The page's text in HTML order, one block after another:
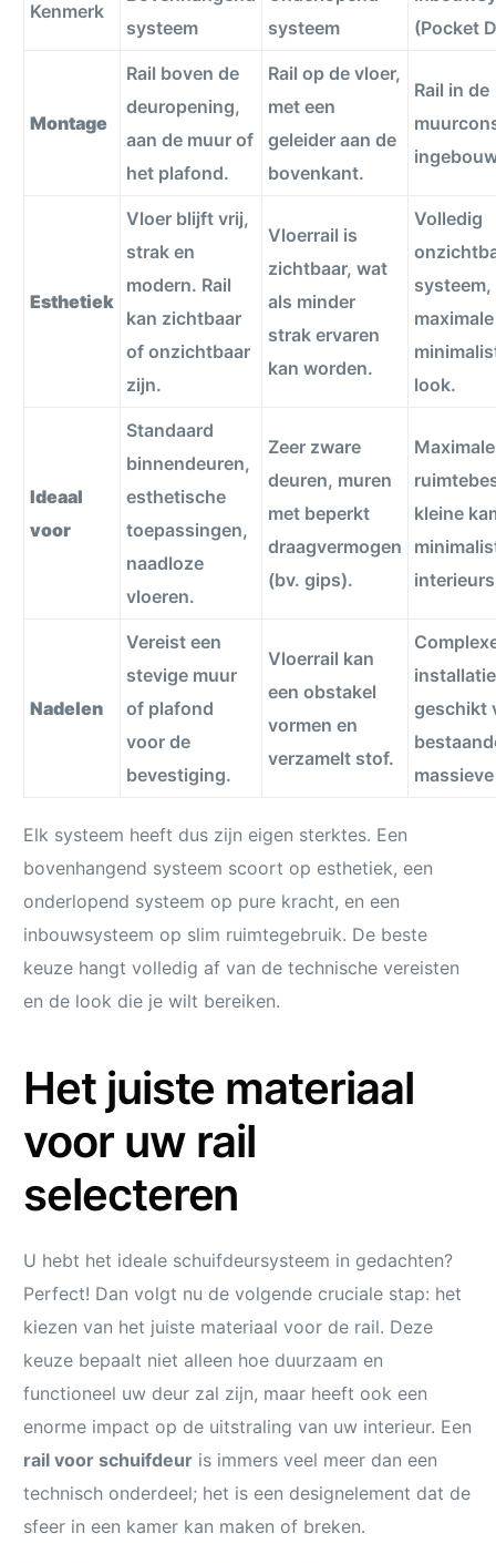
Kenmerk
systeem
systeem
(Pocket
Montage
Rail boven de
deuropening,
aan de muur of
het plafond.
Rail op de vloer,
met een
geleider aan de
bovenkant.
Rail in de
Esthetiek
Vloer blijft vrij,
strak en
modern. Rail
kan zichtbaar
of onzichtbaar
zijn.
Vloerrail is
zichtbaar, wat
als minder
strak ervaren
kan worden.
Volledig
systeem,
maximale
look.
Ideaal
voor
Standaard
binnendeuren,
esthetische
toepassingen,
naadloze
vloeren.
Zeer zware
deuren, muren
met beperkt
draagvermogen
(bv. gips).
Maximale
kleine
Nadelen
Vereist een
stevige muur
of plafond
voor de
bevestiging.
Vloerrail kan
een obstakel
vormen en
verzamelt stof.
geschikt
Elk systeem heeft dus zijn eigen sterktes. Een
bovenhangend systeem scoort op esthetiek, een
onderlopend systeem op pure kracht, en een
inbouwsysteem op slim ruimtegebruik. De beste
keuze hangt volledig af van de technische vereisten
en de look die je wilt bereiken.
Het juiste materiaal
voor uw rail
selecteren
U hebt het ideale schuifdeursysteem in gedachten?
Perfect! Dan volgt nu de volgende cruciale stap: het
kiezen van het juiste materiaal voor de rail. Deze
keuze bepaalt niet alleen hoe duurzaam en
functioneel uw deur zal zijn, maar heeft ook een
enorme impact op de uitstraling van uw interieur. Een
rail voor schuifdeur is immers veel meer dan een
technisch onderdeel; het is een designelement dat de
sfeer in een kamer kan maken of breken.